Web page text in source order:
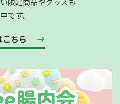
です。
ちら